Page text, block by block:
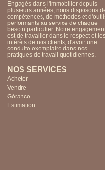
Engagés dans l'immobilier depuis
plusieurs années, nous disposons
compétences, de méthodes et
performants au service de chaque
besoin particulier. Notre engagement
est de travailler dans le respect et les
intérêts de nos clients, d'avoir une
conduite exemplaire dans nos
pratiques de travail quotidiennes.
NOS SERVICES
Acheter
Vendre
Gérance
Estimation